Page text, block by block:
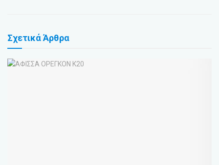
ΣχετικάΆρθρα